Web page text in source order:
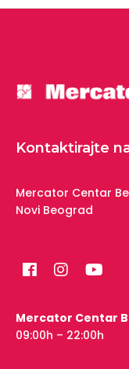
Kontaktirajte
Mercator Centar
Novi Beograd
Mercator Centar
09:00h – 22:00h